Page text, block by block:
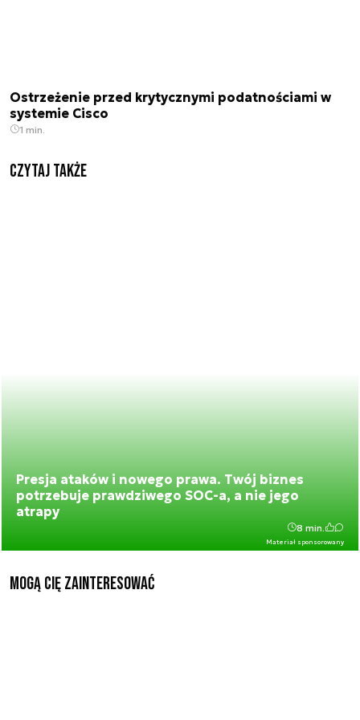
Ostrzeżenie przed krytycznymi podatnościami w
systemie Cisco
1 min.
Czytaj także
Presja ataków i nowego prawa. Twój biznes
potrzebuje prawdziwego SOC-a, a nie jego
atrapy
Materiał sponsorowany
8 min.
Mogą Cię zainteresować